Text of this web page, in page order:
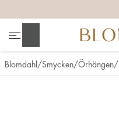
Blomdahl Smycken Örhängen